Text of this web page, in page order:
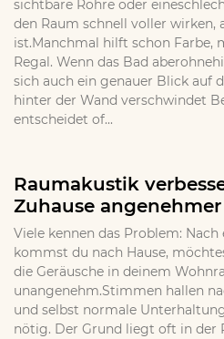
sichtbare Rohre oder
den Raum schnell voller wirken,
ist.Manchmal hilft schon Farbe,
Regal. Wenn das Bad
sich auch ein genauer Blick auf
hinter der Wand verschwindet
entscheidet of...
Raumakustik
Zuhause
Viele kennen das Problem:
kommst du nach Hause,
die Geräusche in deinem
unangenehm.Stimmen hallen
und selbst normale
nötig. Der Grund liegt oft in der